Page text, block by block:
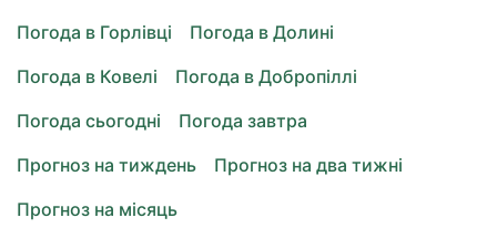
Погода в Горлівці
Погода в Долині
Погода в Ковелі
Погода в Добропіллі
Погода сьогодні
Погода завтра
Прогноз на тиждень
Прогноз на два тижні
Прогноз на місяць